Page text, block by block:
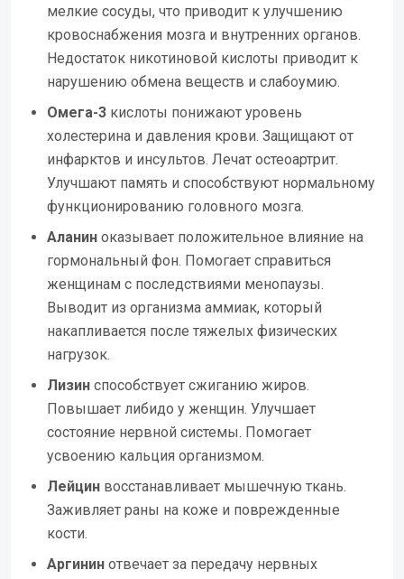
мелкие сосуды, что приводит к улучшению
кровоснабжения мозга и внутренних органов.
Недостаток никотиновой кислоты приводит к
нарушению обмена веществ и слабоумию.
Омега-3 кислоты понижают уровень
холестерина и давления крови. Защищают от
инфарктов и инсультов. Лечат остеоартрит.
Улучшают память и способствуют нормальному
функционированию головного мозга.
Аланин оказывает положительное влияние на
гормональный фон. Помогает справиться
женщинам с последствиями менопаузы.
Выводит из организма аммиак, который
накапливается после тяжелых физических
нагрузок.
Лизин способствует сжиганию жиров.
Повышает либидо у женщин. Улучшает
состояние нервной системы. Помогает
усвоению кальция организмом.
Лейцин восстанавливает мышечную ткань.
Заживляет раны на коже и поврежденные
кости.
Аргинин отвечает за передачу нервных